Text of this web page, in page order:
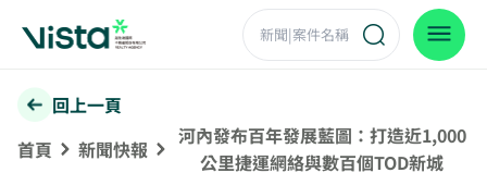
回上一頁
首頁
新聞快報
河內發布百年發展藍圖：打造近1,000
公里捷運網絡與數百個TOD新城